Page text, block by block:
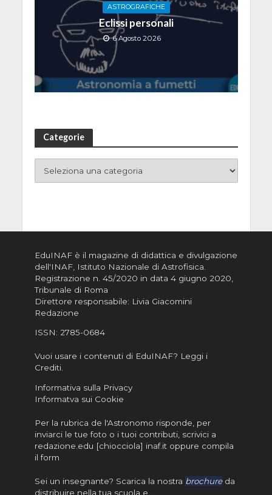
ASTROGRAFICHE
Eclissi personali
6 Agosto 2026
Categorie
EduINAF è il magazine di didattica e divulgazione
dell'INAF, Istituto Nazionale di Astrofisica
Registrazione n. 45/2020 in data 4 giugno 2020,
Tribunale di Roma
Direttore responsabile: Livia Giacomini
Redazione
ISSN: 2785-0684
Vuoi usare i contenuti di EduINAF? Leggi i
Crediti.
Informativa sulla Privacy
Informatva sui Cookie
Per la rubrica de l'Astronomo risponde, per
inviarci le tue foto o i tuoi contributi, scrivici a
redazione.edu [chiocciola] inaf.it oppure compila
il form
Sei un insegnante? Scarica la nostra brochureda
distribuire nella tua scuola e…